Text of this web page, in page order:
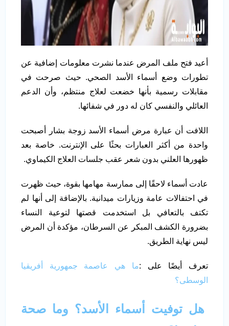
أعيد فتح ملف المرض عندما نشرت معلومات إضافية عن
تطورات وضع أسماء الأسد الصحي. حيث صرحت في
مقابلات رسمية بأنها خضعت لعلاج منتظم، وأن الدعم
العائلي والنفسي كان له دور في شفائها.
اللافت أن عبارة مرض أسماء الأسد زوجة بشار أصبحت
واحدة من أكثر العبارات بحثًا على الإنترنت. خاصة بعد
ظهورها العلني بدون شعر عقب جلسات العلاج الكيماوي.
عادت أسماء لاحقًا إلى ممارسة مهامها بقوة، حيث ظهرت
في احتفالات عامة وزيارات ميدانية. بالإضافة إلى أنها لم
تكتف بالتعافي بل استخدمت قصتها لتوعية النساء
بضرورة الكشف المبكر عن السرطان، مؤكدة أن المرض
ليس نهاية الطريق.
تعرف أيضًا على :ما هي عاصمة جمهورية أفريقيا
الوسطى؟
هل توفيت أسماء الأسد؟ وما صحة